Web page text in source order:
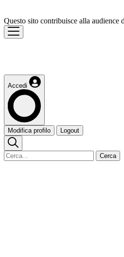
Questo sito contribuisce alla audience
Accedi
Modifica profilo Logout
Cerca